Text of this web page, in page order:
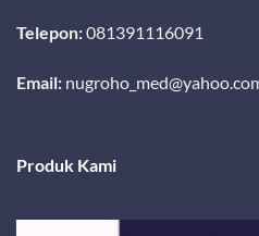
Telepon:081391116091
Email:
Produk Kami